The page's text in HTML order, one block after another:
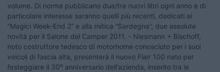
volume. Di norma pubblicano due/tre nuovi libri ogni anno e di
particolare interesse saranno quelli più recenti, dedicati ai
“Magici Week-End 2” e alla mitica “Sardegna”, due assolute
novità per il Salone del Camper 2011. - Niesmann + Bischoff,
noto costruttore tedesco di motorhome conosciuto per i suoi
veicoli di fascia alta, presenterà il nuovo Flair 100 nato per
festeggiare il 30° anniversario dell'azienda, inserito tra le